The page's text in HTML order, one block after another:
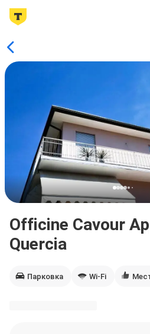
Officine Cavour
Quercia
Парковка Wi-Fi